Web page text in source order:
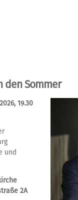
den Sommer
19.30
und
2A